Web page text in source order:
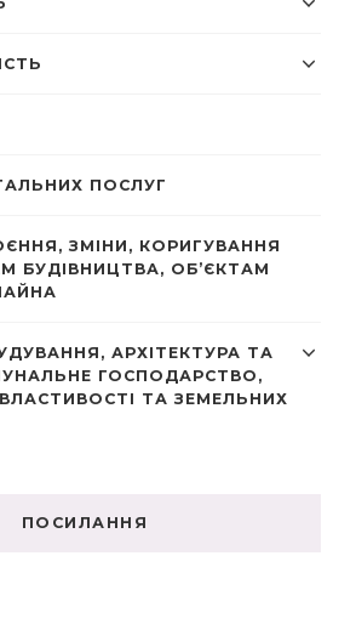
ПОСЛУГ
ЗМІНИ, КОРИГУВАННЯ
БУДІВНИЦТВА, ОБ’ЄКТАМ
АРХІТЕКТУРА ТА
ГОСПОДАРСТВО,
ТА ЗЕМЕЛЬНИХ
ПОСИЛАННЯ